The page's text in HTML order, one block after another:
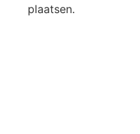
plaatsen.